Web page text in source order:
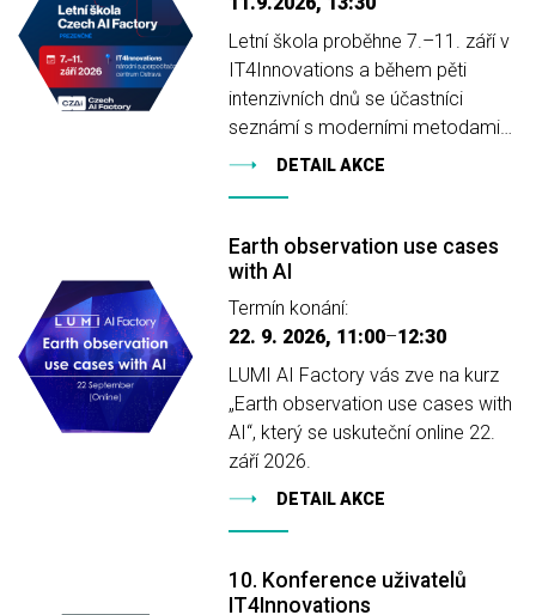
Letní škola proběhne 7.–11. září v
IT4Innovations a během pěti
intenzivních dnů se účastníci
seznámí s moderními metodami…
DETAIL AKCE
Earth observation use cases
with AI
Termín konání:
22. 9. 2026, 11:00–12:30
LUMI AI Factory vás zve na kurz
„Earth observation use cases with
AI“, který se uskuteční online 22.
září 2026.
DETAIL AKCE
10. Konference uživatelů
IT4Innovations